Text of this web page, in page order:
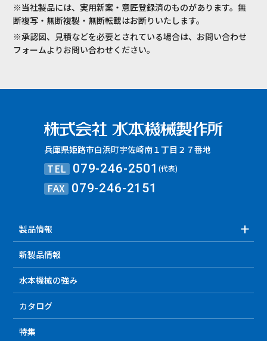
※当社製品には、実用新案・意匠登録済のものがあります。無
断複写・無断複製・無断転載はお断りいたします。
※承認図、見積などを必要とされている場合は、お問い合わせ
フォームよりお問い合わせください。
兵庫県姫路市白浜町宇佐崎南１丁目２７番地
TEL 079-246-2501(代表)
FAX 079-246-2151
製品情報
新製品情報
水本機械の強み
カタログ
特集